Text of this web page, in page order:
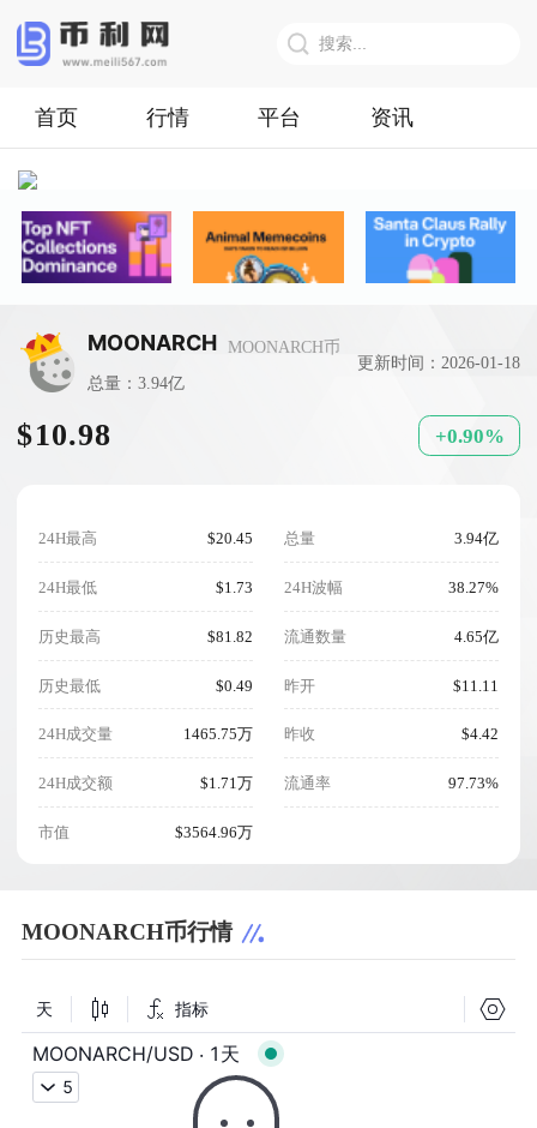
首页 行情 平台 资讯
MOONARCH
MOONARCH币
总量：3.94亿
更新时间：2026-01-18
$10.98 +0.90%
24H最高 $20.45
24H最低 $1.73
历史最高 $81.82
历史最低 $0.49
24H成交量 1465.75万
24H成交额 $1.71万
市值 $3564.96万
总量 3.94亿
24H波幅 38.27%
流通数量 4.65亿
昨开 $11.11
昨收 $4.42
流通率 97.73%
MOONARCH币行情